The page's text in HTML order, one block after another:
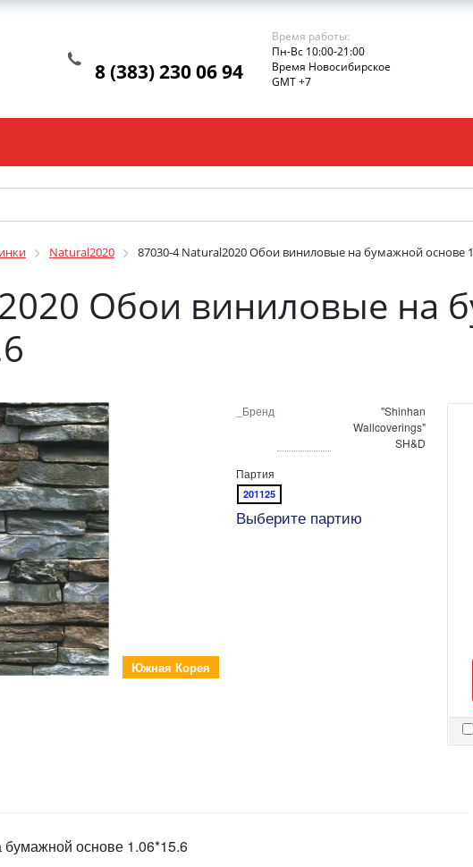
8 (383) 230 06 94
Время работы:
Пн-Вс 10:00-21:00
Время Новосибирское
GMT +7
Natural2020 87030-4 Natural2020 Обои виниловые на бумажной основе
Обои виниловые на
Южная Корея
_Бренд
"Shinhan
Wallcoverings"
SH&D
Партия
201125
Выберите партию
основе 1.06*15.6